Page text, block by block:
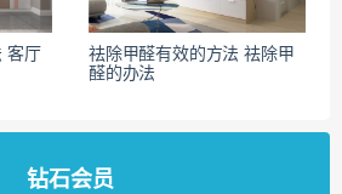
客厅
祛除甲醛有效的方法 祛除甲
醛的办法
钻石会员